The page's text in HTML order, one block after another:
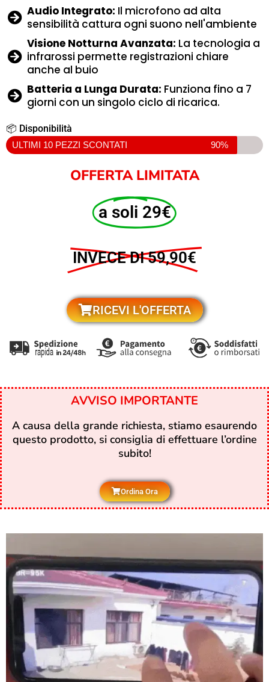
Audio Integrato: Il microfono ad alta
sensibilità cattura ogni suono nell'ambiente
Visione Notturna Avanzata: La tecnologia a
infrarossi permette registrazioni chiare
anche al buio
Batteria a Lunga Durata: Funziona fino a 7
giorni con un singolo ciclo di ricarica.
📦 Disponibilità
ULTIMI 10 PEZZI SCONTATI 90%
OFFERTA LIMITATA
a soli 29€
INVECE DI 59,90€
RICEVI L'OFFERTA
AVVISO IMPORTANTE
A causa della grande richiesta, stiamo esaurendo
questo prodotto, si consiglia di effettuare l’ordine
subito!
Ordina Ora